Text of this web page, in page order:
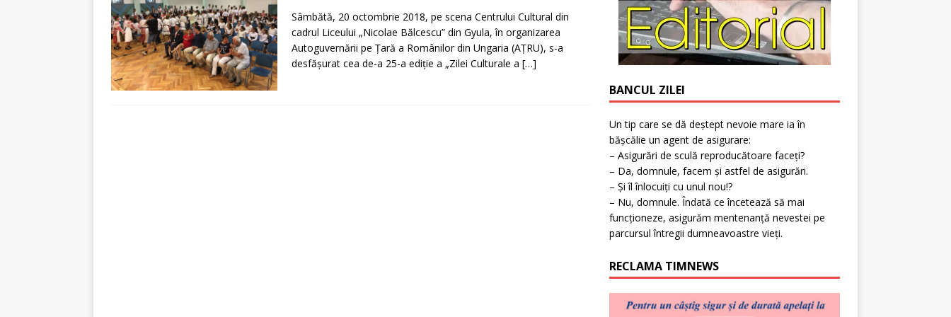
[ 5 august 2026 ]
Sâmbătă, 20 octombrie 2018, pe scena Centrului Cultural din
cadrul Liceului „Nicolae Bălcescu” din Gyula, în organizarea
Autoguvernării pe Țară a Românilor din Ungaria (AȚRU), s-a
desfășurat cea de-a 25-a ediție a „Zilei Culturale a […]
BANCUL ZILEI
Un tip care se dă deștept nevoie mare ia în
bășcălie un agent de asigurare:
– Asigurări de sculă reproducătoare faceți?
– Da, domnule, facem și astfel de asigurări.
– Și îl înlocuiți cu unul nou!?
– Nu, domnule. Îndată ce încetează să mai
funcționeze, asigurăm mentenanță nevestei pe
parcursul întregii dumneavoastre vieți.
RECLAMA TIMNEWS